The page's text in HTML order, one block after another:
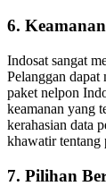
6.
Indosat sangat
Pelanggan dapat
paket nelpon
keamanan yang
kerahasian data
khawatir tentang
7. Pilihan